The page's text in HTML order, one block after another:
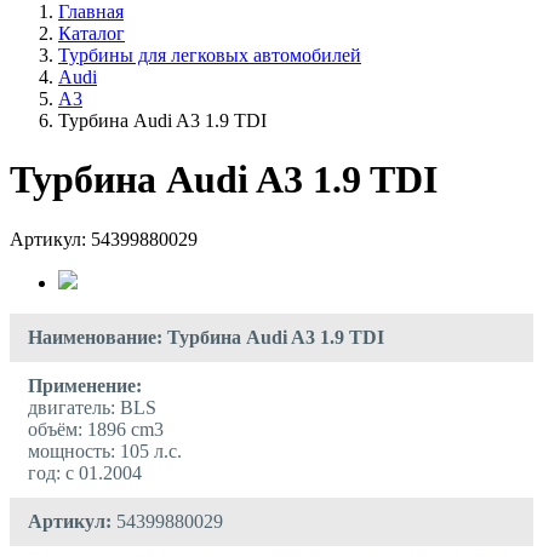
Главная
Каталог
Турбины для легковых автомобилей
Audi
А3
Турбина Audi A3 1.9 TDI
Турбина Audi A3 1.9 TDI
Артикул: 54399880029
Наименование: Турбина Audi A3 1.9 TDI
Применение:
двигатель: BLS
объём: 1896 cm3
мощность: 105 л.с.
год: с 01.2004
Артикул: 54399880029